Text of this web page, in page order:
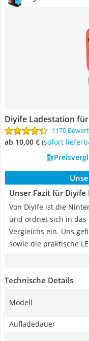
Diyife Ladestation
1170
ab 10,00 € ( Sofort
Unser Fazit für
Von Diyife ist die
und ordnet sich in das
Vergleichs ein. Uns
sowie die praktische
Technische Details
Modell
Aufladedauer